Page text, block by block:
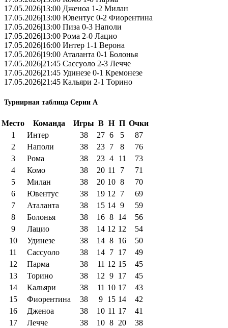
17.05.2026|13:00 Дженоа 1-2 Милан
17.05.2026|13:00 Ювентус 0-2 Фиорентина
17.05.2026|13:00 Пиза 0-3 Наполи
17.05.2026|13:00 Рома 2-0 Лацио
17.05.2026|16:00 Интер 1-1 Верона
17.05.2026|19:00 Аталанта 0-1 Болонья
17.05.2026|21:45 Сассуоло 2-3 Лечче
17.05.2026|21:45 Удинезе 0-1 Кремонезе
17.05.2026|21:45 Кальяри 2-1 Торино
Турнирная таблица Серии А
Место Команда Игры В Н П Очки
1
Интер 38 27 6 5
87
2
Наполи 38 23 7 8
76
3
Рома 38 23 4 11
73
4
Комо 38 20 11 7
71
5
Милан 38 20 10 8
70
6
Ювентус 38 19 12 7
69
7
Аталанта 38 15 14 9
59
8
Болонья 38 16 8 14
56
9
Лацио 38 14 12 12
54
10
Удинезе 38 14 8 16
50
11
Сассуоло 38 14 7 17
49
12
Парма 38 11 12 15
45
13
Торино 38 12 9 17
45
14
Кальяри 38 11 10 17
43
15
Фиорентина 38 9 15 14
42
16
Дженоа 38 10 11 17
41
17
Лечче 38 10 8 20
38